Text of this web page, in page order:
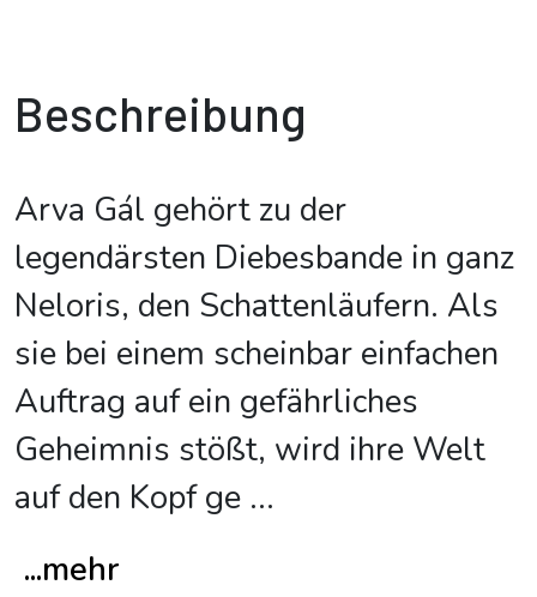
Beschreibung
Arva Gál gehört zu der
legendärsten Diebesbande in ganz
Neloris, den Schattenläufern. Als
sie bei einem scheinbar einfachen
Auftrag auf ein gefährliches
Geheimnis stößt, wird ihre Welt
auf den Kopf ge ...
...mehr